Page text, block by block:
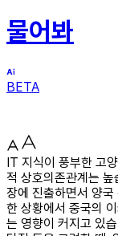
물어봐
BETA
IT 지식이 풍부한 고
적 상호의존관계는 높
장에 진출하면서 양
한 상황에서 중국의
는 영향이 커지고 있